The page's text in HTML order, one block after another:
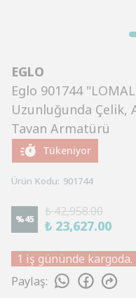
EGLO
Eglo 901744
Uzunluğunda Çelik,
Tavan Armatürü
Tükeniyor
Ürün Kodu: 901744
%45
₺ 42,958.00
₺ 23,627.00
1 iş gününde kargoda.
Paylaş: